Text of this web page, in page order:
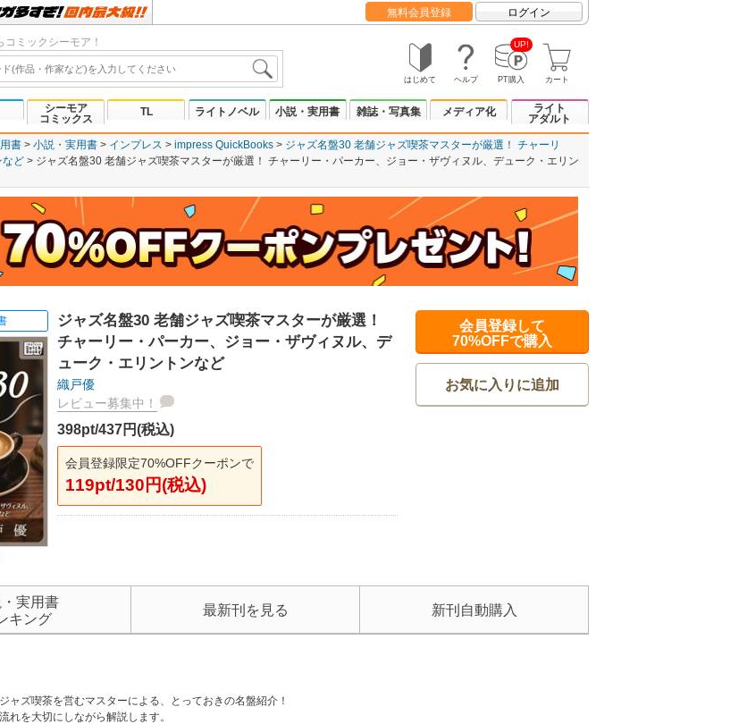
無料会員登録 ログイン
ミックシーモア！
はじめて ヘルプ
UP!
PT購入 カート
シーモア
コミックス
TL ライトノベル 小説・実用書 雑誌・写真集 メディア化
ライト
アダルト
書 小説・実用書 インプレス impress QuickBooks
ジャズ名盤30 老舗ジャズ喫茶マスターが厳選！ チャーリ
など
ジャズ名盤30 老舗ジャズ喫茶マスターが厳選！ チャーリー・パーカー、ジョー・ザヴィヌル、デューク・エリン
ジャズ名盤30 老舗ジャズ喫茶マスターが厳選！
チャーリー・パーカー、ジョー・ザヴィヌル、デ
ューク・エリントンなど
織戸優
レビュー募集中！
398pt/437円(税込)
会員登録限定70%OFFクーポンで
119pt/130円(税込)
会員登録して
70%OFFで購入
お気に入りに追加
実用書
キング
最新刊を見る 新刊自動購入
ャズ喫茶を営むマスターによる、とっておきの名盤紹介！
れを大切にしながら解説します。